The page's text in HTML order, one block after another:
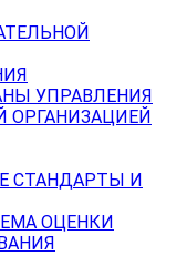
УПРАВЛЕНИЯ
ОРГАНИЗАЦИЕЙ
СТАНДАРТЫ И
ОЦЕНКИ